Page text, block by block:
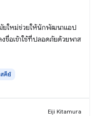
ยใหม่ช่วยให้นักพัฒนาแอป
ชื่อเข้าใช้ที่ปลอดภัยด้วยพาส
คีย์
Eiji Kitamura